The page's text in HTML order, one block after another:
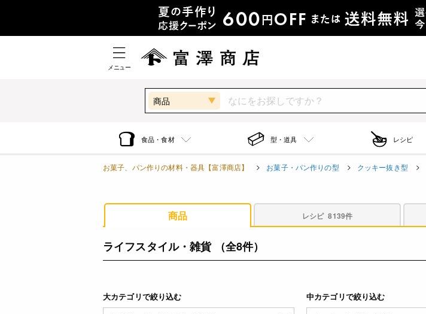
メニュー
商品
食品・食材 型・道具 レシピ
お菓子、パン作りの材料・器具【富澤商店】 お菓子・パン作りの型 クッキー抜き型
商品 レシピ 8139件
ライフスタイル・雑貨 （全8件）
大カテゴリで絞り込む 中カテゴリで絞り込む